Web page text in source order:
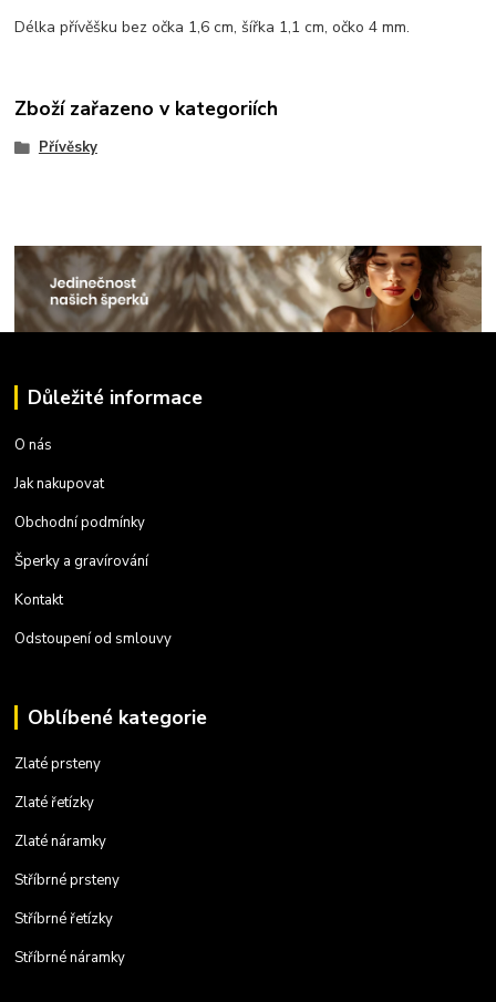
Délka přívěšku bez očka 1,6 cm, šířka 1,1 cm, očko 4 mm.
Zboží zařazeno v kategoriích
Přívěsky
Důležité informace
O nás
Jak nakupovat
Obchodní podmínky
Šperky a gravírování
Kontakt
Odstoupení od smlouvy
Oblíbené kategorie
Zlaté prsteny
Zlaté řetízky
Zlaté náramky
Stříbrné prsteny
Stříbrné řetízky
Stříbrné náramky